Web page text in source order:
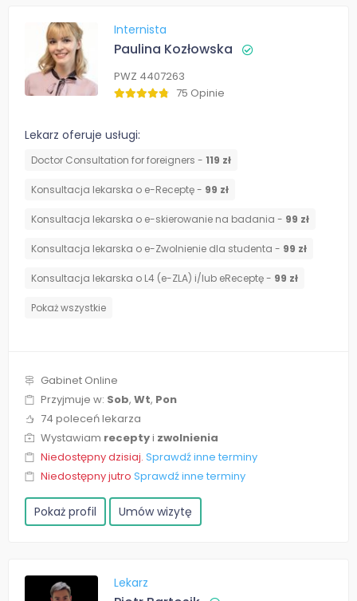
Internista
Paulina Kozłowska
PWZ 4407263
75 Opinie
Lekarz oferuje usługi:
Doctor Consultation for foreigners - 119 zł
Konsultacja lekarska o e-Receptę - 99 zł
Konsultacja lekarska o e-skierowanie na badania - 99 zł
Konsultacja lekarska o e-Zwolnienie dla studenta - 99 zł
Konsultacja lekarska o L4 (e-ZLA) i/lub eReceptę - 99 zł
Pokaż wszystkie
Gabinet Online
Przyjmuje w: Sob, Wt, Pon
74 poleceń lekarza
Wystawiam receptyi zwolnienia
Niedostępny dzisiaj. Sprawdź inne terminy
Niedostępny jutro Sprawdź inne terminy
Pokaż profil Umów wizytę
Lekarz